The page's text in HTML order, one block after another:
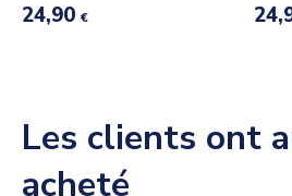
24,90 €
Les clients ont
acheté